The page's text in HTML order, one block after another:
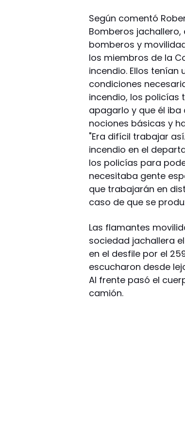
Según comentó
Bomberos
bomberos y
los miembros de la
incendio. Ellos
condiciones
incendio, los policías
apagarlo y que él
nociones básicas y
"Era difícil trabajar
incendio en el
los policías para
necesitaba gente
que trabajarán en
caso de que se
Las flamantes
sociedad jachallera
en el desfile por el
escucharon desde
Al frente pasó el
camión.